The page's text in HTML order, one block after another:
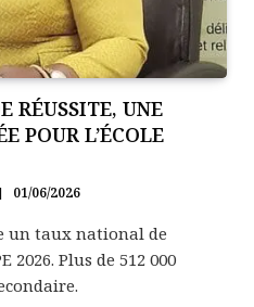
RÉUSSITE, UNE
POUR L’ÉCOLE
01/06/2026
un taux national de
2026. Plus de 512 000